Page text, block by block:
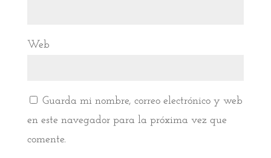
Web
Guarda mi nombre, correo electrónico y web
en este navegador para la próxima vez que
comente.